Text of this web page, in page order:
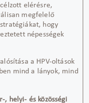
elérésre,
megfelelő
hogy
népességek
a HPV-oltások
mind a lányok, mind
, helyi- és közösségi